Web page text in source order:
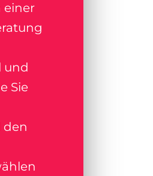
einer
und
Sie
den